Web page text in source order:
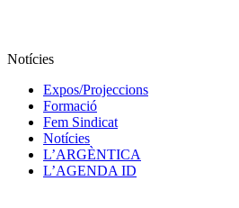
Notícies
Expos/Projeccions
Formació
Fem Sindicat
Notícies
L’ARGÈNTICA
L’AGENDA ID